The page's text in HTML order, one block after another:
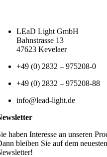
LEaD Light GmbH
Bahnstrasse 13
47623 Kevelaer
+49 (0) 2832 – 975208-0
+49 (0) 2832 – 975208-88
info@lead-light.de
haben Interesse an unseren
bleiben Sie auf dem